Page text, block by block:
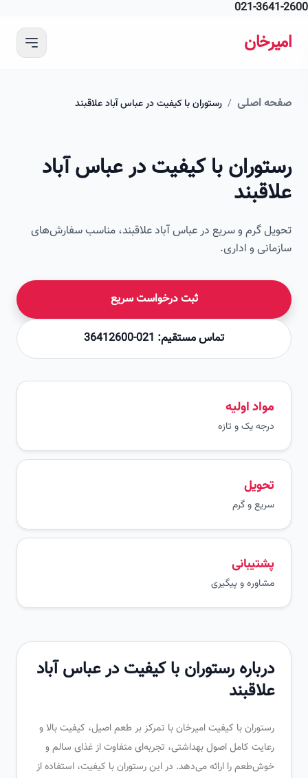
021-
اصلی / رستوران با کیفیت در عباس آباد علاقبند
با کیفیت در عباس آباد
گرم و سریع در عباس آباد علاقبند، مناسب سفارش‌های
و اداری.
ثبت درخواست سریع
تماس مستقیم: 021-36412600
مواد اولیه
درجه یک و تازه
سریع و گرم
پشتیبانی
مشاوره و پیگیری
تصویر این صفحه به زودی اضافه می‌شود
درباره رستوران با کیفیت در عباس آباد
علاقبند
رستوران با کیفیت امیرخان با تمرکز بر طعم اصیل، کیفیت بالا و
رعایت کامل اصول بهداشتی، تجربه‌ای متفاوت از غذای سالم و
خوش‌طعم را ارائه می‌دهد. در این رستوران با کیفیت، استفاده از